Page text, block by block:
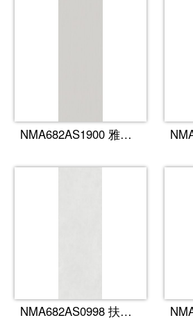
NMA682AS1900 雅格纹
NMA682AS0998 扶霜灰